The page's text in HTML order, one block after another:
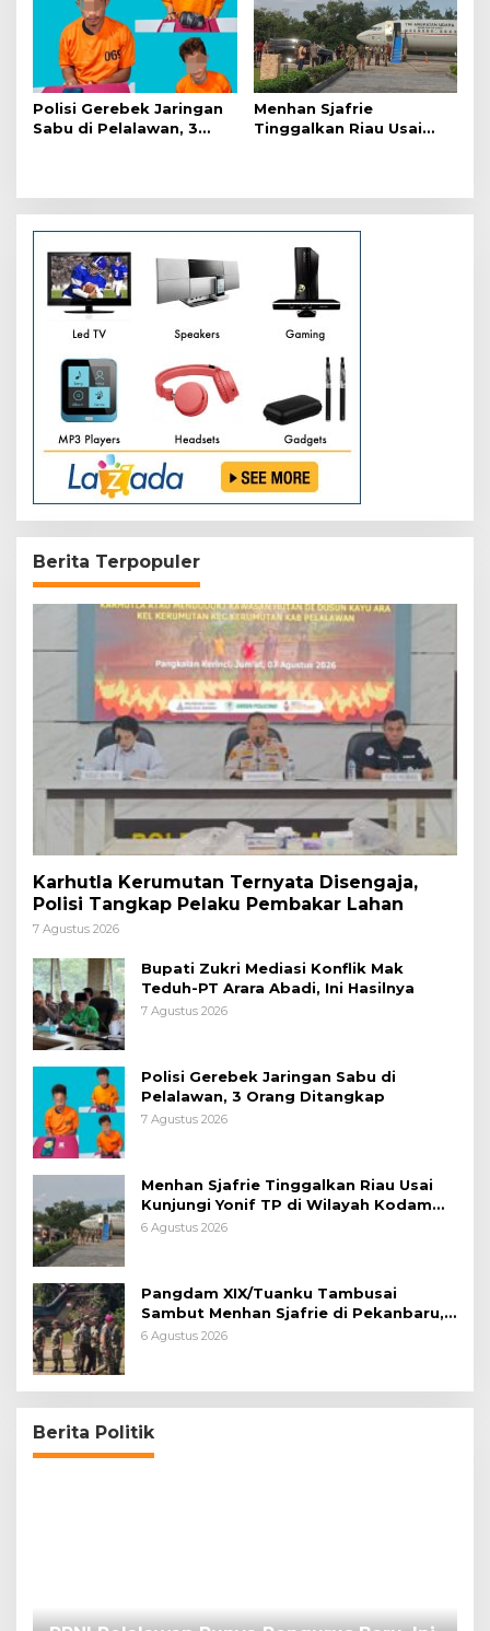
Polisi Gerebek Jaringan
Sabu di Pelalawan, 3
Menhan Sjafrie
Tinggalkan Riau Usai
Berita Terpopuler
Karhutla Kerumutan Ternyata Disengaja,
Polisi Tangkap Pelaku Pembakar Lahan
7 Agustus 2026
Bupati Zukri Mediasi Konflik Mak
Teduh-PT Arara Abadi, Ini Hasilnya
7 Agustus 2026
Polisi Gerebek Jaringan Sabu di
Pelalawan, 3 Orang Ditangkap
7 Agustus 2026
Menhan Sjafrie Tinggalkan Riau Usai
Kunjungi Yonif TP di Wilayah Kodam
XIX/Tuanku Tambusai
6 Agustus 2026
Pangdam XIX/Tuanku Tambusai
Sambut Menhan Sjafrie di Pekanbaru,
Ada Agenda Penting
6 Agustus 2026
Berita Politik